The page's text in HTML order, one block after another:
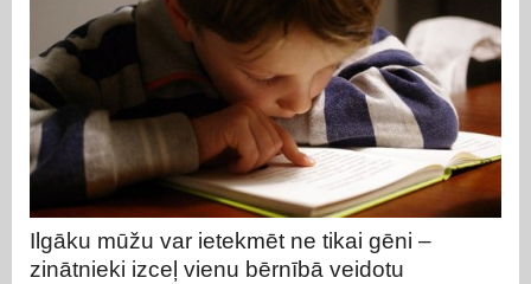
Ilgāku mūžu var ietekmēt ne tikai gēni –
zinātnieki izceļ vienu bērnībā veidotu